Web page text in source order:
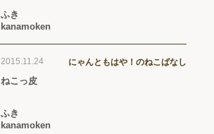
ふき
kanamoken
2015.11.24 にゃんともはや！のねこばなし
ねこっ皮
ふき
kanamoken